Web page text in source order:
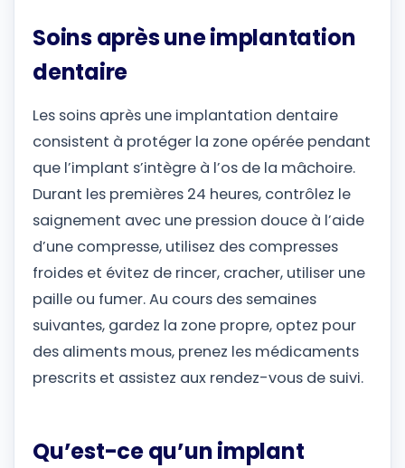
Soins après une implantation
dentaire
Les soins après une implantation dentaire
consistent à protéger la zone opérée pendant
que l’implant s’intègre à l’os de la mâchoire.
Durant les premières 24 heures, contrôlez le
saignement avec une pression douce à l’aide
d’une compresse, utilisez des compresses
froides et évitez de rincer, cracher, utiliser une
paille ou fumer. Au cours des semaines
suivantes, gardez la zone propre, optez pour
des aliments mous, prenez les médicaments
prescrits et assistez aux rendez-vous de suivi.
Qu’est-ce qu’un implant